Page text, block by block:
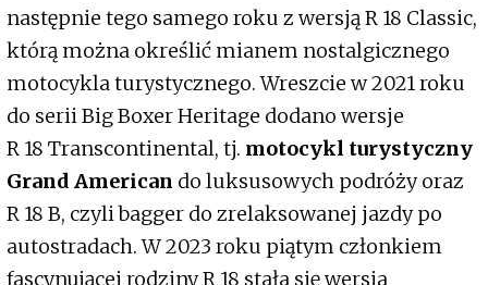
następnie tego samego roku z wersją R 18 Classic,
którą można określić mianem nostalgicznego
motocykla turystycznego. Wreszcie w 2021 roku
do serii Big Boxer Heritage dodano wersje
R 18 Transcontinental, tj. motocykl turystyczny
Grand American do luksusowych podróży oraz
R 18 B, czyli bagger do zrelaksowanej jazdy po
autostradach. W 2023 roku piątym członkiem
fascynującej rodziny R 18 stała się wersja